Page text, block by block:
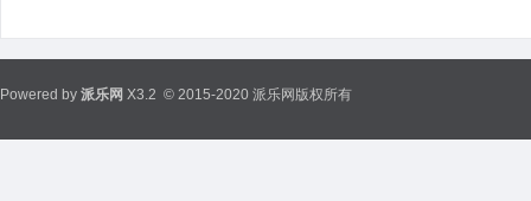
Powered by 派乐网 X3.2 © 2015-2020 派乐网版权所有